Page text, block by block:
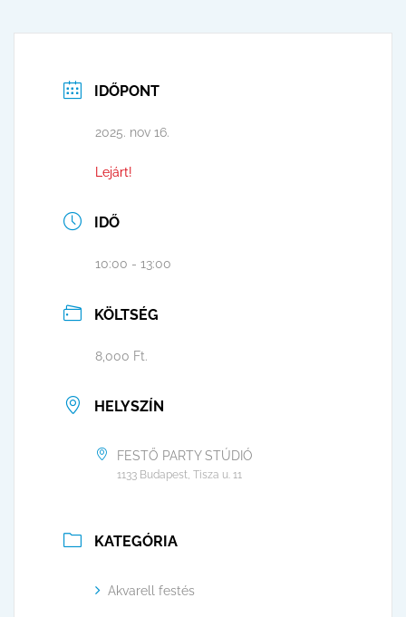
IDŐPONT
2025. nov 16.
Lejárt!
IDŐ
10:00 - 13:00
KÖLTSÉG
8,000 Ft.
HELYSZÍN
FESTŐ PARTY STÚDIÓ
1133 Budapest, Tisza u. 11
KATEGÓRIA
Akvarell festés